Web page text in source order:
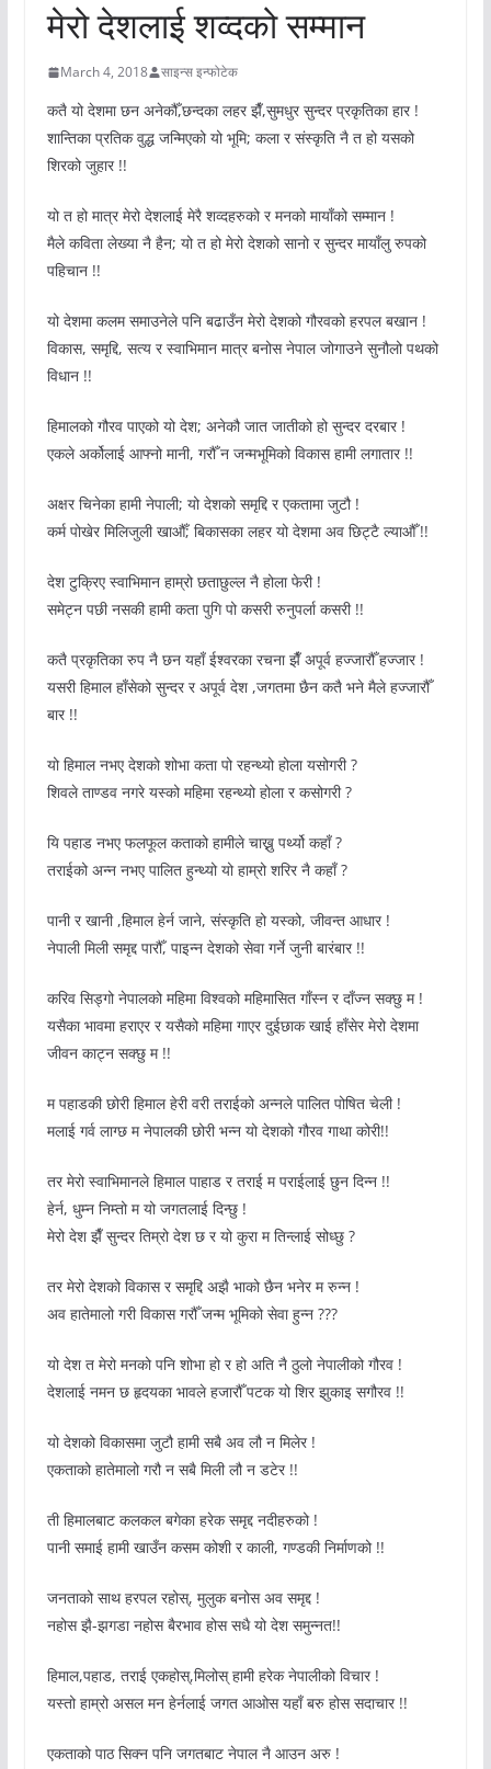
मेरो देशलाई शव्दको सम्मान
March 4, 2018 साइन्स इन्फोटेक
कतै यो देशमा छन अनेकौँ,छन्दका लहर झैँ,सुमधुर सुन्दर प्रकृतिका हार !
शान्तिका प्रतिक वुद्ध जन्मिएको यो भूमि; कला र संस्कृति नै त हो यसको
शिरको जुहार !!
यो त हो मात्र मेरो देशलाई मेरै शव्दहरुको र मनको मायाँको सम्मान !
मैले कविता लेख्या नै हैन; यो त हो मेरो देशको सानो र सुन्दर मायाँलु रुपको
पहिचान !!
यो देशमा कलम समाउनेले पनि बढाउँन मेरो देशको गौरवको हरपल बखान !
विकास, समृद्दि, सत्य र स्वाभिमान मात्र बनोस नेपाल जोगाउने सुनौलो पथको
विधान !!
हिमालको गौरव पाएको यो देश; अनेकौ जात जातीको हो सुन्दर दरबार !
एकले अर्कोलाई आफ्नो मानी, गरौँ न जन्मभूमिको विकास हामी लगातार !!
अक्षर चिनेका हामी नेपाली; यो देशको समृद्दि र एकतामा जुटौ !
कर्म पोखेर मिलिजुली खाऔँ; बिकासका लहर यो देशमा अव छिट्टै ल्याऔँ !!
देश टुक्रिए स्वाभिमान हाम्रो छताछुल्ल नै होला फेरी !
समेट्न पछी नसकी हामी कता पुगि पो कसरी रुनुपर्ला कसरी !!
कतै प्रकृतिका रुप नै छन यहाँ ईश्वरका रचना झैँ अपूर्व हज्जारौँ हज्जार !
यसरी हिमाल हाँसेको सुन्दर र अपूर्व देश ,जगतमा छैन कतै भने मैले हज्जारौँ
बार !!
यो हिमाल नभए देशको शोभा कता पो रहन्थ्यो होला यसोगरी ?
शिवले ताण्डव नगरे यस्को महिमा रहन्थ्यो होला र कसोगरी ?
यि पहाड नभए फलफूल कताको हामीले चाख्नु पर्थ्यो कहाँ ?
तराईको अन्न नभए पालित हुन्थ्यो यो हाम्रो शरिर नै कहाँ ?
पानी र खानी ,हिमाल हेर्न जाने, संस्कृति हो यस्को, जीवन्त आधार !
नेपाली मिली समृद्द पारौँ, पाइन्न देशको सेवा गर्ने जुनी बारंबार !!
करिव सिड्गो नेपालको महिमा विश्वको महिमासित गाँस्न र दाँज्न सक्छु म !
यसैका भावमा हराएर र यसैको महिमा गाएर दुईछाक खाई हाँसेर मेरो देशमा
जीवन काट्न सक्छु म !!
म पहाडकी छोरी हिमाल हेरी वरी तराईको अन्नले पालित पोषित चेली !
मलाई गर्व लाग्छ म नेपालकी छोरी भन्न यो देशको गौरव गाथा कोरी!!
तर मेरो स्वाभिमानले हिमाल पाहाड र तराई म पराईलाई छुन दिन्न !!
हेर्न, धुम्न निम्तो म यो जगतलाई दिन्छु !
मेरो देश झैँ सुन्दर तिम्रो देश छ र यो कुरा म तिन्लाई सोध्छु ?
तर मेरो देशको विकास र समृद्दि अझै भाको छैन भनेर म रुन्न !
अव हातेमालो गरी विकास गरौँ जन्म भूमिको सेवा हुन्न ???
यो देश त मेरो मनको पनि शोभा हो र हो अति नै ठुलो नेपालीको गौरव !
देशलाई नमन छ हृदयका भावले हजारौँ पटक यो शिर झुकाइ सगौरव !!
यो देशको विकासमा जुटौ हामी सबै अव लौ न मिलेर !
एकताको हातेमालो गरौ न सबै मिली लौ न डटेर !!
ती हिमालबाट कलकल बगेका हरेक समृद्द नदीहरुको !
पानी समाई हामी खाउँन कसम कोशी र काली, गण्डकी निर्माणको !!
जनताको साथ हरपल रहोस्, मुलुक बनोस अव समृद्द !
नहोस झै-झगडा नहोस बैरभाव होस सधै यो देश समुन्नत!!
हिमाल,पहाड, तराई एकहोस्,मिलोस् हामी हरेक नेपालीको विचार !
यस्तो हाम्रो असल मन हेर्नलाई जगत आओस यहाँ बरु होस सदाचार !!
एकताको पाठ सिक्न पनि जगतबाट नेपाल नै आउन अरु !